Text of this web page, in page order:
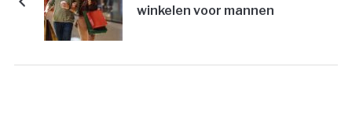
winkelen voor mannen